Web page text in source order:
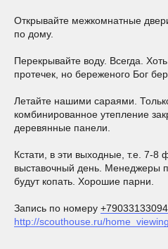
Открывайте межкомнатные
по дому.
Перекрывайте воду. Всегда.
протечек, но береженого Бог
Летайте нашими сараями.
комбинированное утепление
деревянные панели.
Кстати, в эти выходные, т.е. 7-8
выставочный день. Менеджеры
будут копать. Хорошие парни.
Запись по номеру +79033133094
http://scouthouse.ru/home_viewing